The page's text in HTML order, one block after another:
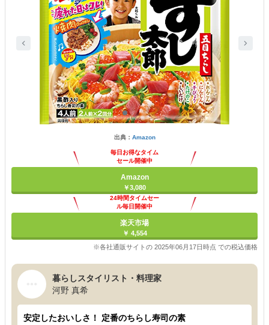
出典： Amazon
毎日お得なタイム
セール開催中
Amazon
￥3,080
24時間タイムセー
ル毎日開催中
楽天市場
￥ 4,554
※各社通販サイトの 2025年06月17日時点 での税込価格
暮らしスタイリスト・料理家
河野 真希
安定したおいしさ！ 定番のちらし寿司の素